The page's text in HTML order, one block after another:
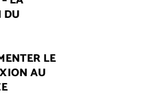
DU
LE
AU